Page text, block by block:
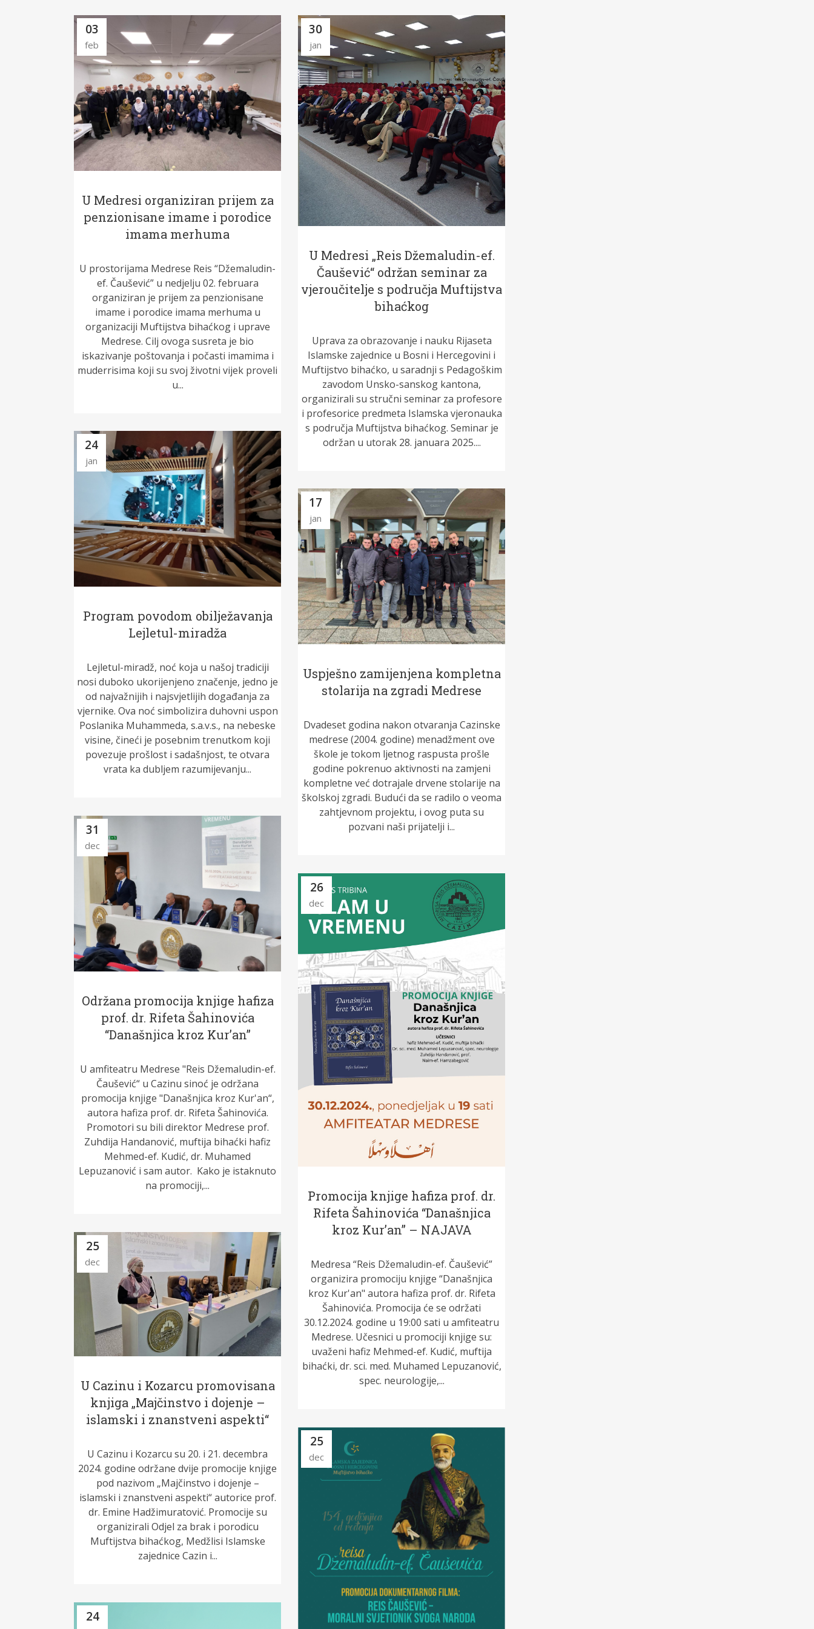
03
feb
U Medresi organiziran prijem za
penzionisane imame i porodice
imama merhuma
U prostorijama Medrese Reis “Džemaludin-
ef. Čaušević” u nedjelju 02. februara
organiziran je prijem za penzionisane
imame i porodice imama merhuma u
organizaciji Muftijstva bihaćkog i uprave
Medrese. Cilj ovoga susreta je bio
iskazivanje poštovanja i počasti imamima i
muderrisima koji su svoj životni vijek proveli
u...
30
jan
U Medresi „Reis Džemaludin-ef.
Čaušević“ održan seminar za
vjeroučitelje s područja Muftijstva
bihaćkog
Uprava za obrazovanje i nauku Rijaseta
Islamske zajednice u Bosni i Hercegovini i
Muftijstvo bihaćko, u saradnji s Pedagoškim
zavodom Unsko-sanskog kantona,
organizirali su stručni seminar za profesore
i profesorice predmeta Islamska vjeronauka
s područja Muftijstva bihaćkog. Seminar je
održan u utorak 28. januara 2025....
24
jan
Program povodom obilježavanja
Lejletul-miradža
Lejletul-miradž, noć koja u našoj tradiciji
nosi duboko ukorijenjeno značenje, jedno je
od najvažnijih i najsvjetlijih događanja za
vjernike. Ova noć simbolizira duhovni uspon
Poslanika Muhammeda, s.a.v.s., na nebeske
visine, čineći je posebnim trenutkom koji
povezuje prošlost i sadašnjost, te otvara
vrata ka dubljem razumijevanju...
17
jan
Uspješno zamijenjena kompletna
stolarija na zgradi Medrese
Dvadeset godina nakon otvaranja Cazinske
medrese (2004. godine) menadžment ove
škole je tokom ljetnog raspusta prošle
godine pokrenuo aktivnosti na zamjeni
kompletne već dotrajale drvene stolarije na
školskoj zgradi. Budući da se radilo o veoma
zahtjevnom projektu, i ovog puta su
pozvani naši prijatelji i...
31
dec
Održana promocija knjige hafiza
prof. dr. Rifeta Šahinovića
“Današnjica kroz Kur’an”
U amfiteatru Medrese "Reis Džemaludin-ef.
Čaušević“ u Cazinu sinoć je održana
promocija knjige "Današnjica kroz Kur'an“,
autora hafiza prof. dr. Rifeta Šahinovića.
Promotori su bili direktor Medrese prof.
Zuhdija Handanović, muftija bihaćki hafiz
Mehmed-ef. Kudić, dr. Muhamed
Lepuzanović i sam autor. Kako je istaknuto
na promociji,...
26
dec
Promocija knjige hafiza prof. dr.
Rifeta Šahinovića “Današnjica
kroz Kur’an” – NAJAVA
Medresa “Reis Džemaludin-ef. Čaušević”
organizira promociju knjige “Današnjica
kroz Kur'an" autora hafiza prof. dr. Rifeta
Šahinovića. Promocija će se održati
30.12.2024. godine u 19:00 sati u amfiteatru
Medrese. Učesnici u promociji knjige su:
uvaženi hafiz Mehmed-ef. Kudić, muftija
bihaćki, dr. sci. med. Muhamed Lepuzanović,
spec. neurologije,...
25
dec
U Cazinu i Kozarcu promovisana
knjiga „Majčinstvo i dojenje –
islamski i znanstveni aspekti“
U Cazinu i Kozarcu su 20. i 21. decembra
2024. godine održane dvije promocije knjige
pod nazivom „Majčinstvo i dojenje –
islamski i znanstveni aspekti“ autorice prof.
dr. Emine Hadžimuratović. Promocije su
organizirali Odjel za brak i porodicu
Muftijstva bihaćkog, Medžlisi Islamske
zajednice Cazin i...
25
dec
24